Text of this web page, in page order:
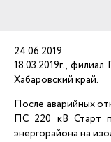
24.06.2019
18.03.2019г.,
Хабаровский край.
После аварийных
ПС 220 кВ Старт
энергорайона на